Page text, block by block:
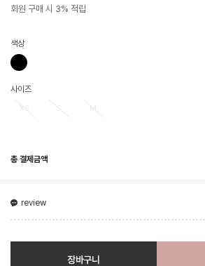
회원 구매 시 3% 적립
색상
사이즈
총 결제금액
review
장바구니